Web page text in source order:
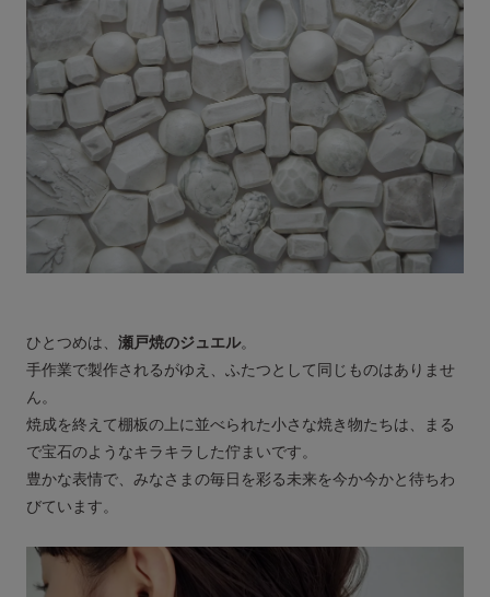
ひとつめは、 瀬戸焼のジュエル。
手作業で製作されるがゆえ、ふたつとして同じものはありませ
ん。
焼成を終えて棚板の上に並べられた小さな焼き物たちは、まる
で宝石のようなキラキラした佇まいです。
豊かな表情で、みなさまの毎日を彩る未来を今か今かと待ちわ
びています。